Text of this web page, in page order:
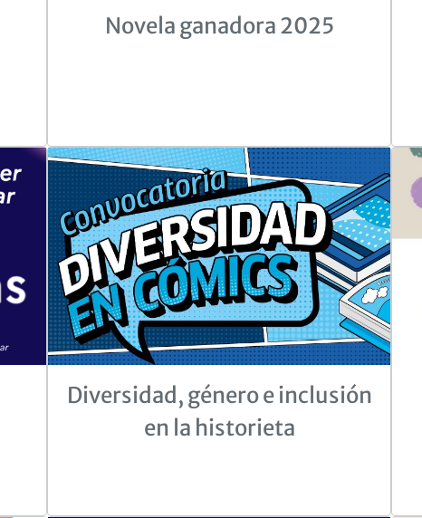
Novela ganadora 2025
Diversidad, género e inclusión
en la historieta